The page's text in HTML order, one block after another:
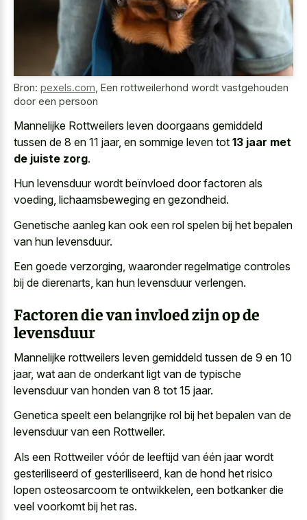
Bron: pexels.com Een rottweilerhond wordt vastgehouden
door een persoon
Mannelijke Rottweilers leven doorgaans gemiddeld
tussen de 8 en 11 jaar, en sommige leven tot 13 jaar met
de juiste zorg.
Hun levensduur wordt beïnvloed door factoren als
voeding, lichaamsbeweging en gezondheid.
Genetische aanleg kan ook een rol spelen bij het bepalen
van hun levensduur.
Een goede verzorging, waaronder regelmatige controles
bij de dierenarts, kan hun levensduur verlengen.
Factoren die van invloed zijn op de
levensduur
Mannelijke rottweilers leven gemiddeld tussen de 9 en 10
jaar, wat aan de onderkant ligt van de typische
levensduurvan honden van 8 tot 15 jaar.
Genetica speelt een belangrijke rol bij het bepalen van de
levensduur van een Rottweiler.
Als een Rottweiler vóór de leeftijd van één jaar wordt
gesteriliseerd of gesteriliseerd, kan de hond het risico
lopen osteosarcoom te ontwikkelen, een botkanker die
veel voorkomt bij het ras.